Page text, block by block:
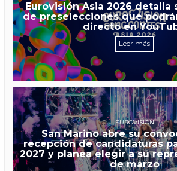
Eurovisión Asia 2026 detalla
de preselecciones que
directo en
Leer más
EUROVISIÓN
San Marino abre su
recepción de candidaturas
2027 y planea elegir a su
de marzo